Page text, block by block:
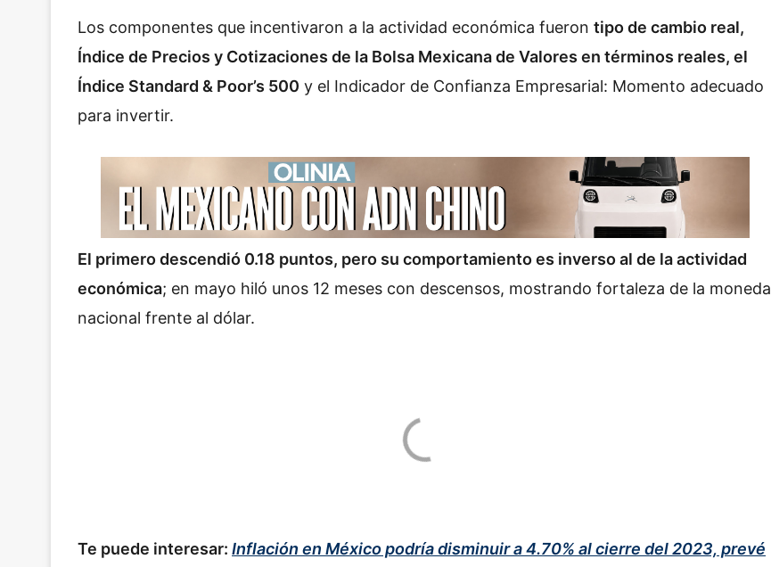
Los componentes que incentivaron a la actividad económica fueron tipo de cambio real,
Índice de Precios y Cotizaciones de la Bolsa Mexicana de Valores en términos reales, el
Índice Standard & Poor’s 500 y el Indicador de Confianza Empresarial: Momento adecuado
para invertir.
El primero descendió 0.18 puntos, pero su comportamiento es inverso al de la actividad
económica; en mayo hiló unos 12 meses con descensos, mostrando fortaleza de la moneda
nacional frente al dólar.
Te puede interesar: Inflación en México podría disminuir a 4.70% al cierre del 2023, prevé